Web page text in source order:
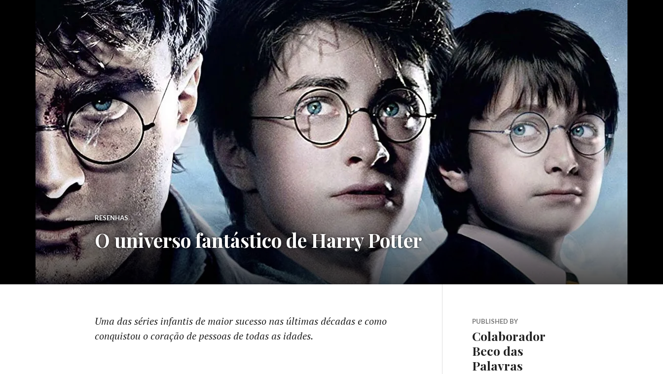
RESENHAS
O universo fantástico de Harry Potter
Uma das séries infantis de maior sucesso nas últimas décadas e como
conquistou o coração de pessoas de todas as idades.
PUBLISHED BY
Colaborador
Beco das
Palavras